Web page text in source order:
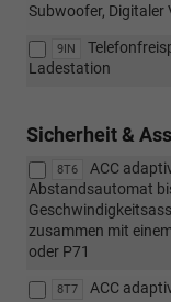
Subwoofer, Digitaler
9IN
Ladestation
Sicherheit &
8T6
ACC
Abstandsautomat
zusammen mit
oder P71
8T7
ACC